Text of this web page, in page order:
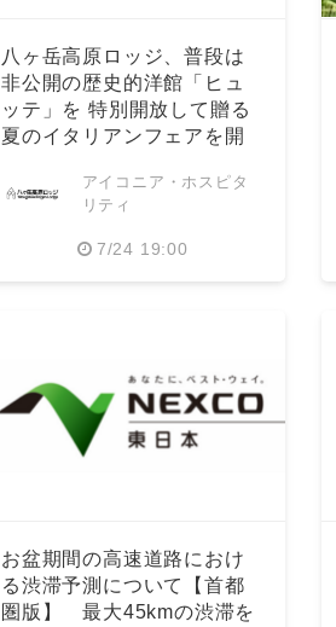
八ヶ岳高原ロッジ、普段は
非公開の歴史的洋館「ヒュ
ッテ」を 特別開放して贈る
夏のイタリアンフェアを開
アイコニア・ホスピタ
リティ
7/24 19:00
お盆期間の高速道路におけ
る渋滞予測について【首都
圏版】 最大45kmの渋滞を